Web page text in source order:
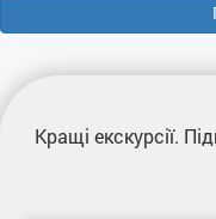
Кращі екскурсії.